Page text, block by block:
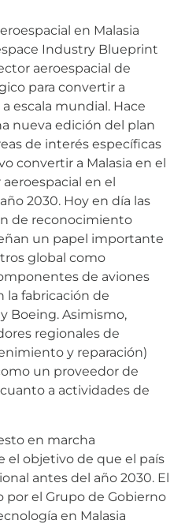
en Malasia
Industry Blueprint
aeroespacial de
para convertir a
escala mundial. Hace
nueva edición del plan
de interés específicas
convertir a Malasia en el
en el
2030. Hoy en día las
de reconocimiento
un papel importante
global como
de aviones
la fabricación de
Boeing. Asimismo,
regionales de
y reparación)
un proveedor de
a actividades de
en marcha
el objetivo de que el país
antes del año 2030. El
por el Grupo de Gobierno
en Malasia